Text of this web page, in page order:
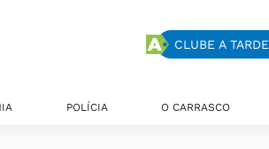
CLUBE A TARDE
POLÍCIA O CARRASCO